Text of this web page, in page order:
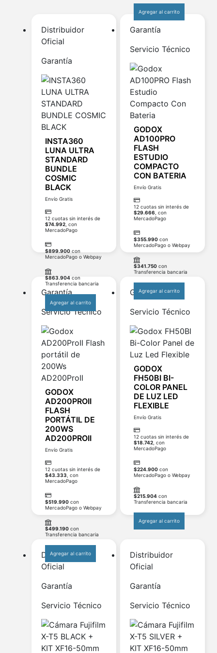
Agregar al carrito
Distribuidor
Oficial
Garantía
INSTA360
LUNA ULTRA
STANDARD
BUNDLE
COSMIC
BLACK
Envío Gratis
12 cuotas sin interés de
$74.992 , con
MercadoPago
$899.900 con
MercadoPago o Webpay
$863.904 con
Transferencia bancaria
Agregar al carrito
Garantía
Servicio Técnico
GODOX
AD100PRO
FLASH
ESTUDIO
COMPACTO
CON BATERIA
Envío Gratis
12 cuotas sin interés de
$29.666 , con
MercadoPago
$355.990 con
MercadoPago o Webpay
$341.750 con
Transferencia bancaria
Agregar al carrito
Garantía
Servicio Técnico
GODOX
AD200PROII
FLASH
PORTÁTIL DE
200WS
AD200PROII
Envío Gratis
12 cuotas sin interés de
$43.333 , con
MercadoPago
$519.990 con
MercadoPago o Webpay
$499.190 con
Transferencia bancaria
Agregar al carrito
Garantía
Servicio Técnico
GODOX
FH50BI BI-
COLOR PANEL
DE LUZ LED
FLEXIBLE
Envío Gratis
12 cuotas sin interés de
$18.742 , con
MercadoPago
$224.900 con
MercadoPago o Webpay
$215.904 con
Transferencia bancaria
Agregar al carrito
Distribuidor
Oficial
Garantía
Servicio Técnico
Distribuidor
Oficial
Garantía
Servicio Técnico